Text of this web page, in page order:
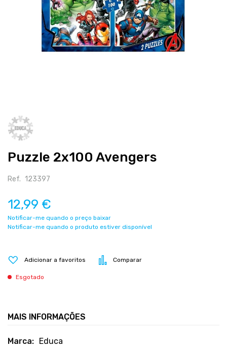
Puzzle 2x100 Avengers
Ref. 123397
12,99 €
Notificar-me quando o preço baixar
Notificar-me quando o produto estiver disponível
Adicionar a favoritos Comparar
Esgotado
para
o
início
da
de
MAIS INFORMAÇÕES
Mais
Educa